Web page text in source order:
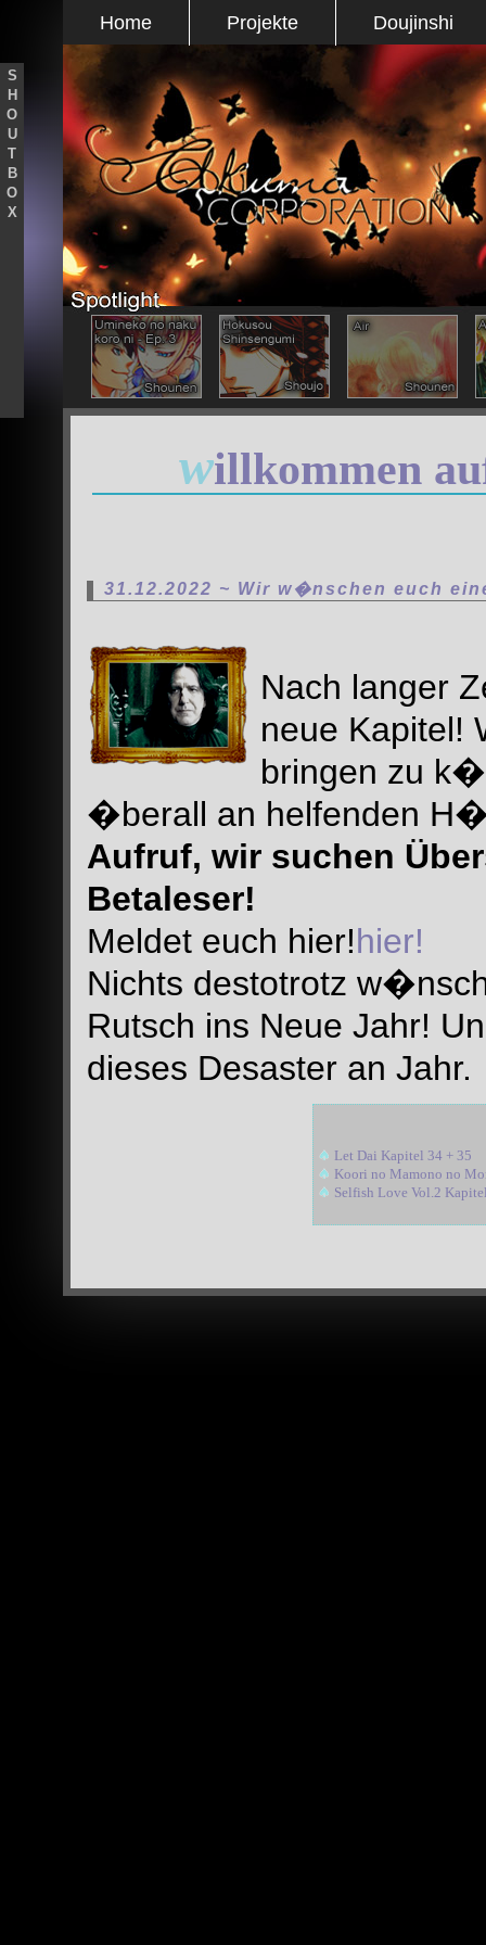
S
H
O
U
T
B
O
X
Home Projekte Doujinshi
willkommen
31.12.2022 ~ Wir w�nschen euch
Nach langer
neue Kapitel!
bringen zu
�berall an helfenden
Aufruf, wir suchen
Betaleser!
Meldet euch hier!hier!
Nichts destotrotz
Rutsch ins Neue Jahr!
dieses Desaster an Jahr.
Let Dai Kapitel 34 + 35
Koori no Mamono no
Selfish Love Vol.2